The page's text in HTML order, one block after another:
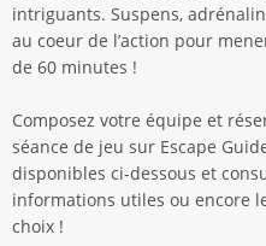
intriguants. Suspens,
au coeur de l’action pour
de 60 minutes !
Composez votre équipe et
séance de jeu sur Escape
disponibles ci-dessous et
informations utiles ou encore
choix !